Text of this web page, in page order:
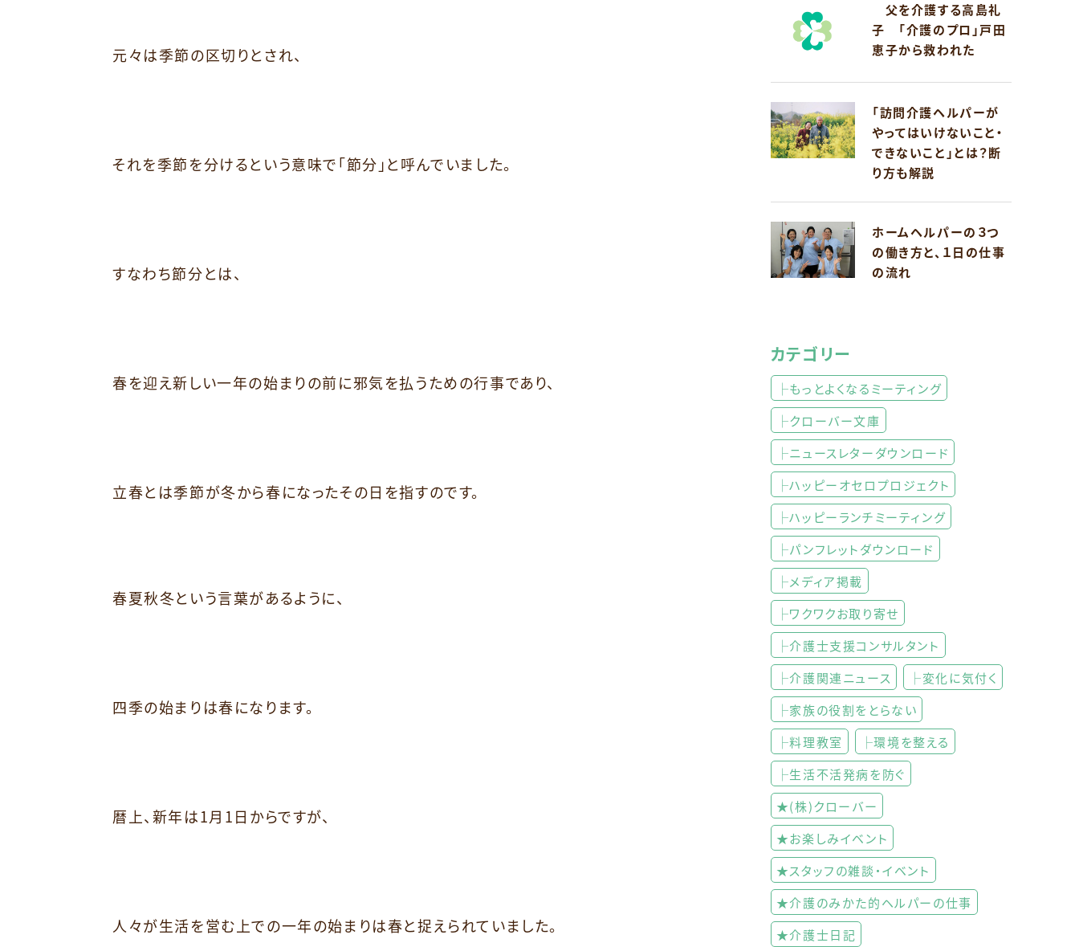
元々は季節の区切りとされ、
それを季節を分けるという意味で「節分」と呼んでいました。
すなわち節分とは、
春を迎え新しい一年の始まりの前に邪気を払うための行事であり、
立春とは季節が冬から春になったその日を指すのです。
春夏秋冬という言葉があるように、
四季の始まりは春になります。
暦上、新年は1月1日からですが、
人々が生活を営む上での一年の始まりは春と捉えられていました。
父を介護する高島礼
子 「介護のプロ」戸田
恵子から救われた
「訪問介護ヘルパーが
やってはいけないこと・
できないこと」とは？断
り方も解説
ホームヘルパーの３つ
の働き方と、１日の仕事
の流れ
カテゴリー
├もっとよくなるミーティング
├クローバー文庫
├ニュースレターダウンロード
├ハッピーオセロプロジェクト
├ハッピーランチミーティング
├パンフレットダウンロード
├メディア掲載
├ワクワクお取り寄せ
├介護士支援コンサルタント
├介護関連ニュース
├変化に気付く
├家族の役割をとらない
├料理教室
├環境を整える
├生活不活発病を防ぐ
★(株)クローバー
★お楽しみイベント
★スタッフの雑談・イベント
★介護のみかた的ヘルパーの仕事
★介護士日記